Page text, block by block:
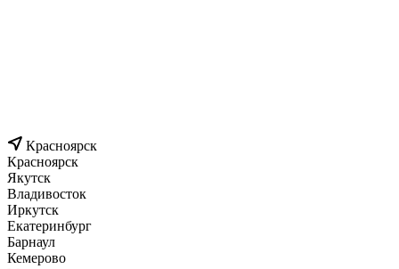
Красноярск
Красноярск
Якутск
Владивосток
Иркутск
Екатеринбург
Барнаул
Кемерово